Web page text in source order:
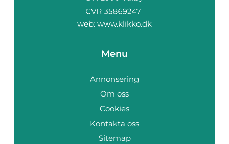
web: www.klikko.dk
Menu
Annonsering
Om oss
Cookies
Kontakta oss
Sitemap